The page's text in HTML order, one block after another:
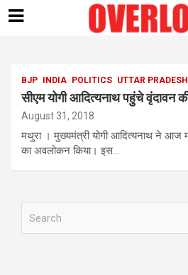
BJP INDIA POLITICS UTTAR PRADESH
सीएम योगी आदित्यनाथ पहुंचे वृंदावन
August 31, 2018
मथुरा । मुख्यमंत्री योगी आदित्यनाथ ने आज
का अवलोकन किया। इस…